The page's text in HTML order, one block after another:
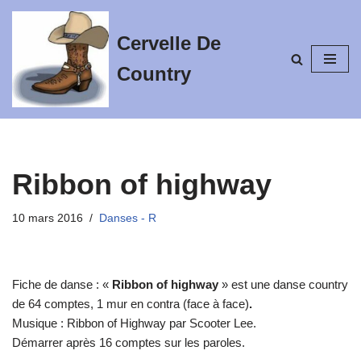
contenu
Cervelle De
Country
Ribbon of highway
10 mars 2016 Danses - R
Fiche de danse : « Ribbon of highway » est une danse country
de 64 comptes, 1 mur en contra (face à face).
Musique : Ribbon of Highway par Scooter Lee.
Démarrer après 16 comptes sur les paroles.